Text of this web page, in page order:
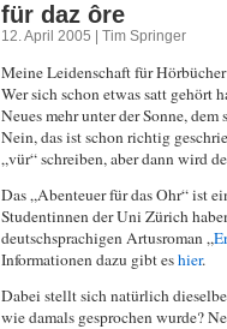
für daz ôre
12. April 2005 | Tim Springer
Meine Leidenschaft für
Wer sich schon etwas satt gehört
Neues mehr unter der Sonne,
Nein, das ist schon richtig
„vür“ schreiben, aber dann wird
Das „Abenteuer für das Ohr“ ist
Studentinnen der Uni Zürich
deutschsprachigen Artusroman „
Informationen dazu gibt eshier.
Dabei stellt sich natürlich
wie damals gesprochen wurde?